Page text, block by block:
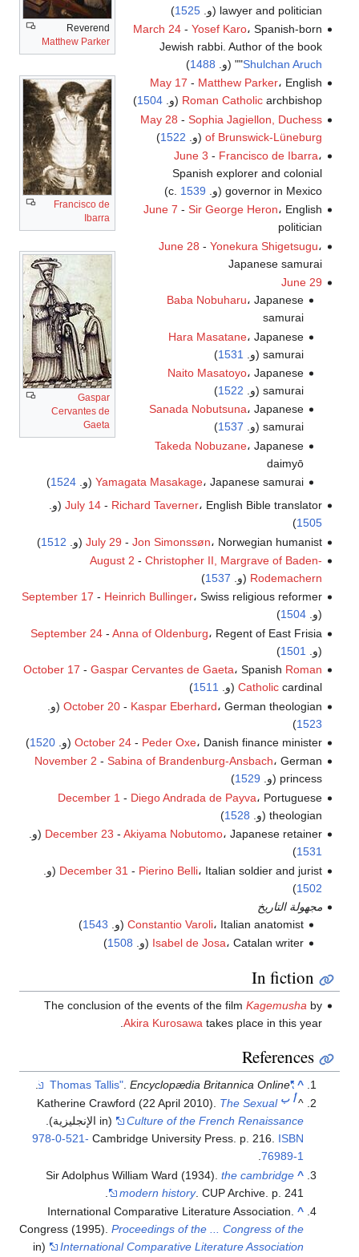
Reverend
Matthew Parker
Francisco de
Ibarra
Gaspar
Cervantes de
Gaeta
lawyer and politician (و.
1525
)
March 24- Yosef Karo، Spanish-born
Jewish rabbi. Author of the book
"Shulchan Aruch " (و. 1488
)
May 17 - Matthew Parker، English
Roman Catholicarchbishop (و. 1504
)
May 28 - Sophia Jagiellon, Duchess
of Brunswick-Lüneburg (و. 1522
)
June 3 - Francisco de Ibarra،
Spanish explorer and colonial
governor in Mexico (و. c.
1539
)
June 7 - Sir George Heron، English
politician
June 28 - Yonekura Shigetsugu،
Japanese samurai
June 29
Baba Nobuharu، Japanese
samurai
Hara Masatane، Japanese
samurai (و.
1531
)
Naito Masatoyo، Japanese
samurai (و.
1522
)
Sanada Nobutsuna، Japanese
samurai (و.
1537
)
Takeda Nobuzane، Japanese
daimyō
Yamagata Masakage، Japanese samurai (و. 1524
)
July 14- Richard Taverner، English Bible translator (و.
1505
)
July 29 - Jon Simonssøn، Norwegian humanist (و. 1512
)
August 2 - Christopher II, Margrave of Baden-
Rodemachern (و. 1537
)
September 17 - Heinrich Bullinger، Swiss religious reformer
(و.1504
)
September 24- Anna of Oldenburg، Regent of East Frisia
(و.
1501
)
October 17 - Gaspar Cervantes de Gaeta، Spanish Roman
Catholiccardinal (و. 1511
)
October 20- Kaspar Eberhard، German theologian (و.
1523
)
October 24- Peder Oxe، Danish finance minister (و. 1520
)
November 2 - Sabina of Brandenburg-Ansbach، German
princess (و.
1529
)
December 1 - Diego Andrada de Payva، Portuguese
theologian (و.
1528
)
December 23 - Akiyama Nobutomo، Japanese retainer (و.
1531
)
December 31 - Pierino Belli، Italian soldier and jurist (و.
1502
)
مجهولة التاريخ
Constantio Varoli، Italian anatomist (و. 1543
)
Isabel de Josa، Catalan writer (و. 1508
)
In fiction
The conclusion of the events of the film Kagemusha by
Akira Kurosawa takes place in this year.
References
^
"Thomas Tallis"
.Encyclopædia Britannica Online
.
^أ ب Katherine Crawford (22 April 2010). The Sexual
Culture of the French Renaissance
(in الإنجليزية).
Cambridge University Press. p. 216. ISBN
978-0-521-
76989-1
.
^
Sir Adolphus William Ward (1934).the cambridge
modern history. CUP Archive. p. 241.
^
International Comparative Literature Association.
Congress (1995).Proceedings of the ... Congress of the
International Comparative Literature Association
(in